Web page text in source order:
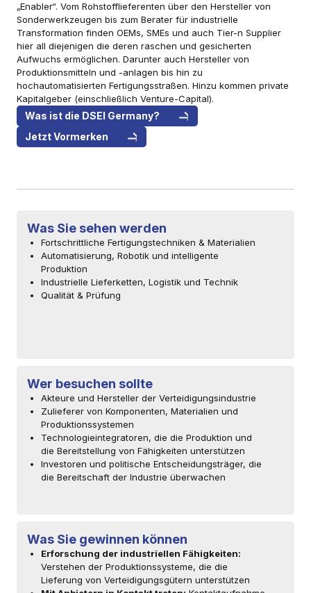
„Enabler“. Vom Rohstofflieferenten über den Hersteller von
Sonderwerkzeugen bis zum Berater für industrielle
Transformation finden OEMs, SMEs und auch Tier-n Supplier
hier all diejenigen die deren raschen und gesicherten
Aufwuchs ermöglichen. Darunter auch Hersteller von
Produktionsmitteln und -anlagen bis hin zu
hochautomatisierten Fertigungsstraßen. Hinzu kommen private
Kapitalgeber (einschließlich Venture-Capital).
Was ist die DSEI Germany?
Jetzt Vormerken
Was Sie sehen werden
Fortschrittliche Fertigungstechniken & Materialien
Automatisierung, Robotik und intelligente
Produktion
Industrielle Lieferketten, Logistik und Technik
Qualität & Prüfung
Wer besuchen sollte
Akteure und Hersteller der Verteidigungsindustrie
Zulieferer von Komponenten, Materialien und
Produktionssystemen
Technologieintegratoren, die die Produktion und
die Bereitstellung von Fähigkeiten unterstützen
Investoren und politische Entscheidungsträger, die
die Bereitschaft der Industrie überwachen
Was Sie gewinnen können
Erforschung der industriellen Fähigkeiten:
Verstehen der Produktionssysteme, die die
Lieferung von Verteidigungsgütern unterstützen